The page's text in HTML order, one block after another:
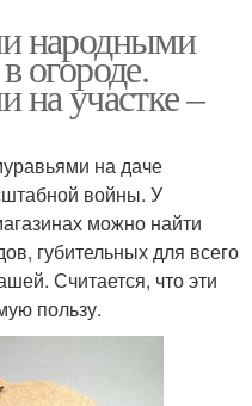
народными
огороде.
на участке –
на даче
войны. У
можно найти
губительных для всего
Считается, что эти
пользу.